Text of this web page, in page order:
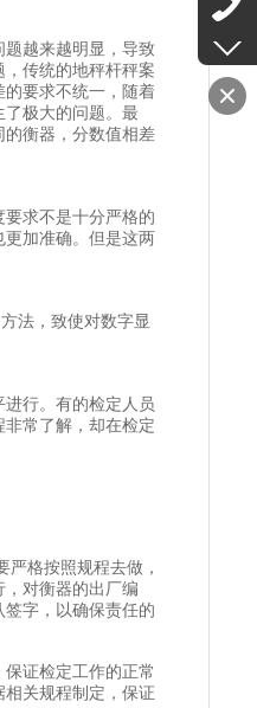
越来越明显，导致
传统的地秤杆秤案
要求不统一，随着
极大的问题。最
衡器，分数值相差
求不是十分严格的
加准确。但是这两
法，致使对数字显
行。有的检定人员
常了解，却在检定
格按照规程去做，
对衡器的出厂编
字，以确保责任的
证检定工作的正常
关规程制定，保证